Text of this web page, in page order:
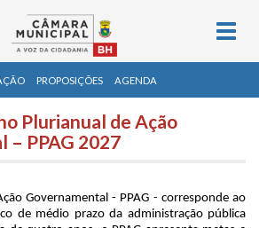
PROPOSIÇÕES AGENDA
Plurianual de Ação
– PPAG 2027
Governamental - PPAG - corresponde ao
de médio prazo da administração pública